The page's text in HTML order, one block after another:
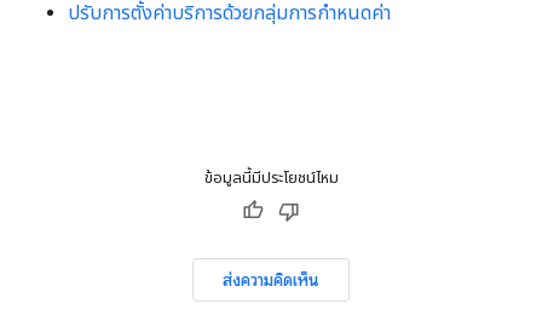
ปรับการตั้งค่าบริการด้วยกลุ่มการกำหนดค่า
ข้อมูลนี้มีประโยชน์ไหม
ส่งความคิดเห็น